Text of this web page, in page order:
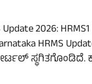
2026:
HRMS
ಸ್ಥಗಿತಗೊಂಡಿದೆ.